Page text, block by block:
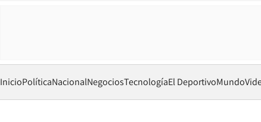
InicioPolíticaNacionalNegociosTecnologíaEl DeportivoMundo